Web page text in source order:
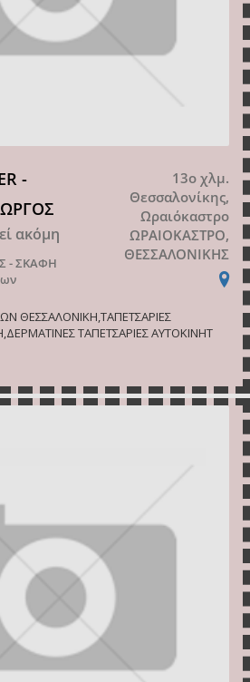
-
ακόμη
- ΣΚΑΦΗ
13o χλμ.
Θεσσαλονίκης,
Ωραιόκαστρο
ΩΡΑΙΟΚΑΣΤΡΟ,
ΘΕΣΣΑΛΟΝΙΚΗΣ
ΘΕΣΣΑΛΟΝΙΚΗ,ΤΑΠΕΤΣΑΡΙΕΣ
ΤΑΠΕΤΣΑΡΙΕΣ ΑΥΤΟΚΙΝΗΤ